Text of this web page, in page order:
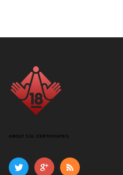
ABOUT SSL CERTIFICATES